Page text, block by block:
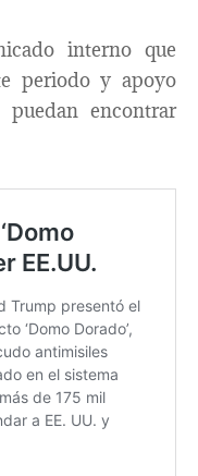
interno que
periodo y apoyo
encontrar